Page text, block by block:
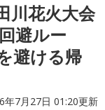
川花火大会
避ルー
避ける帰
年7月27日 01:20更新